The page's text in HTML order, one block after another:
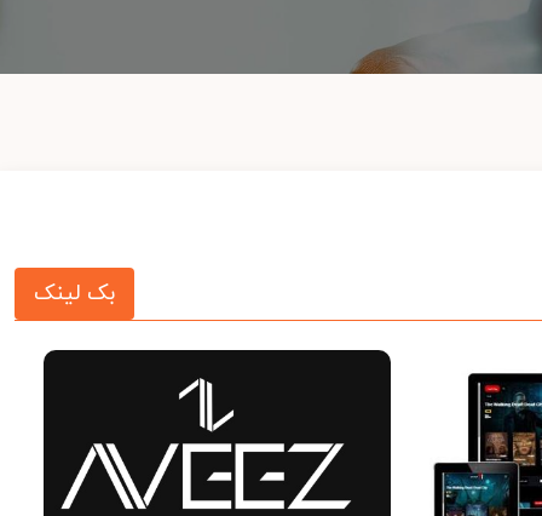
بک لینک